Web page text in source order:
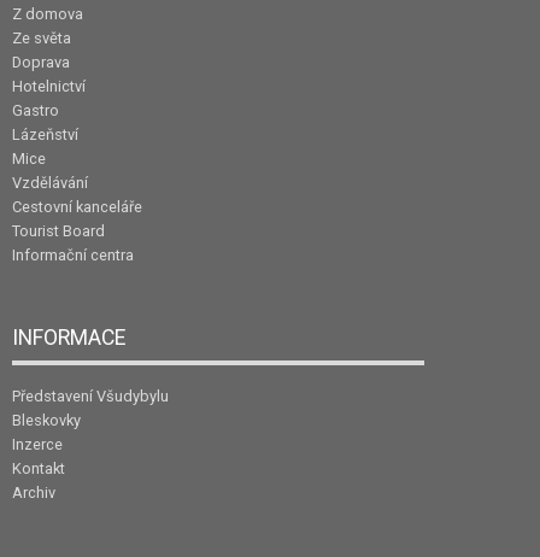
Z domova
Ze světa
Doprava
Hotelnictví
Gastro
Lázeňství
Mice
Vzdělávání
Cestovní kanceláře
Tourist Board
Informační centra
INFORMACE
Představení Všudybylu
Bleskovky
Inzerce
Kontakt
Archiv